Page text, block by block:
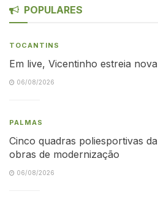
POPULARES
TOCANTINS
Em live, Vicentinho estreia
06/08/2026
PALMAS
Cinco quadras poliesportivas
obras de modernização
06/08/2026